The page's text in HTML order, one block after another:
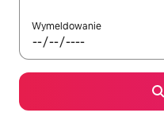
Wymeldowanie